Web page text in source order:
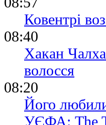
Ковентрі
08:40
Хакан
волосся
08:20
Його любили
УЄФА: The